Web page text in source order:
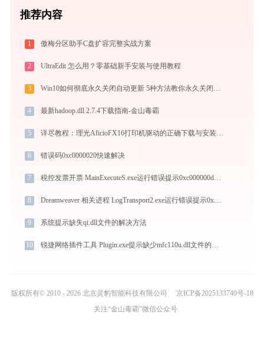
推荐内容
1 傲梅分区助手C盘扩容完整实战方案
2 UltraEdit 怎么用？零基础新手安装与使用教程
3 Win10如何彻底永久关闭自动更新 5种方法教你永久关闭win10自动更新
4 最新hadoop.dll 2.7.4下载指南-金山毒霸
5 详尽教程：理光AficioFX16打印机驱动的正确下载与安装方式
6 错误码0xc0000020快速解决
7 税控发票开票 MainExecuteS.exe运行错误提示0xc000000d的解决办法
8 Dreamweaver 相关进程 LogTransport2.exe运行错误提示0xc000007b的解决办法
9 系统提示缺失qi.dll文件的解决方法
10 锐捷网络插件工具 Plugin.exe提示缺少mfc110u.dll文件的解决办法
版权所有© 2010 - 2026 北京灵豹智能科技有限公司
京ICP备2025133740号-18
关注“金山毒霸”微信公众号